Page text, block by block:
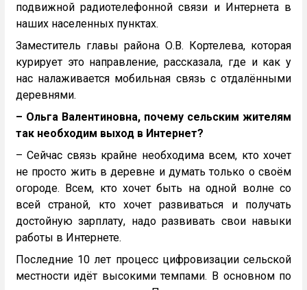
подвижной радиотелефонной связи и Интернета в
наших населенных пунктах.
Заместитель главы района О.В. Кортелева, которая
курирует это направление, рассказала, где и как у
нас налаживается мобильная связь с отдалёнными
деревнями.
– Ольга Валентиновна, почему сельским жителям
так необходим выход в Интернет?
– Сейчас связь крайне необходима всем, кто хочет
не просто жить в деревне и думать только о своём
огороде. Всем, кто хочет быть на одной волне со
всей страной, кто хочет развиваться и получать
достойную зарплату, надо развивать свои навыки
работы в Интернете.
Последние 10 лет процесс цифровизации сельской
местности идёт высокими темпами. В основном по